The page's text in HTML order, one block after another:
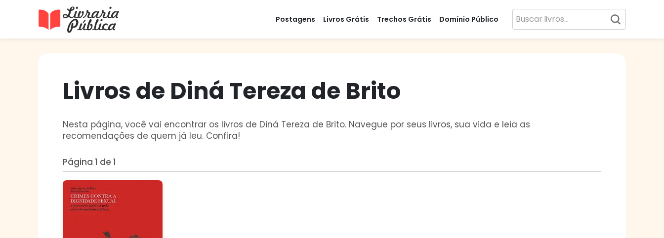
Postagens Livros Grátis Trechos Grátis Domínio Público
Livros de Diná Tereza de Brito
Nesta página, você vai encontrar os livros de Diná Tereza de Brito. Navegue por seus livros, sua vida e leia as
recomendações de quem já leu. Confira!
Página 1 de 1